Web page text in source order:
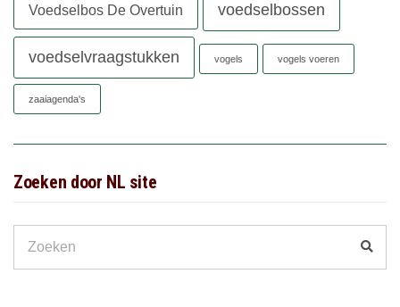
Voedselbos De Overtuin voedselbossen
voedselvraagstukken vogels vogels voeren
zaaiagenda's
Zoeken door NL site
for: